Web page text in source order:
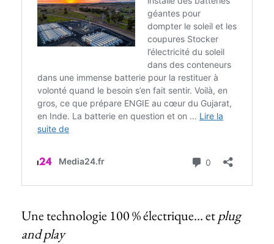
Une technologie 100 % électrique… etplug
and play